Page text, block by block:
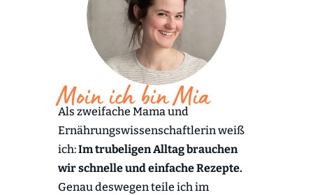
Moin ich bin Mia
Als zweifache Mama und
Ernährungswissenschaftlerin weiß
ich:Im trubeligen Alltag brauchen
wir schnelle und einfache Rezepte.
Genau deswegen teile ich im